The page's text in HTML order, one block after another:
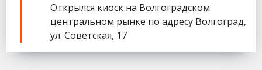
Открылся киоск на Волгоградском
центральном рынке по адресу Волгоград,
ул. Советская, 17